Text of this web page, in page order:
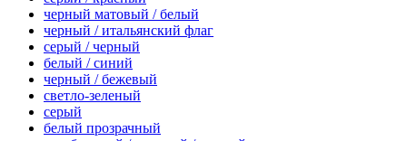
черный матовый / белый
черный / итальянский флаг
серый / черный
белый / синий
черный / бежевый
светло-зеленый
серый
белый прозрачный